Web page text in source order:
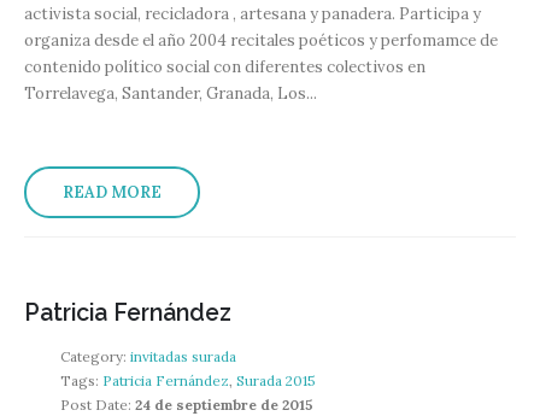
activista social, recicladora , artesana y panadera. Participa y
organiza desde el año 2004 recitales poéticos y perfomamce de
contenido político social con diferentes colectivos en
Torrelavega, Santander, Granada, Los...
READ MORE
Patricia Fernández
Category: invitadas surada
Tags: Patricia Fernández, Surada 2015
Post Date: 24 de septiembre de 2015